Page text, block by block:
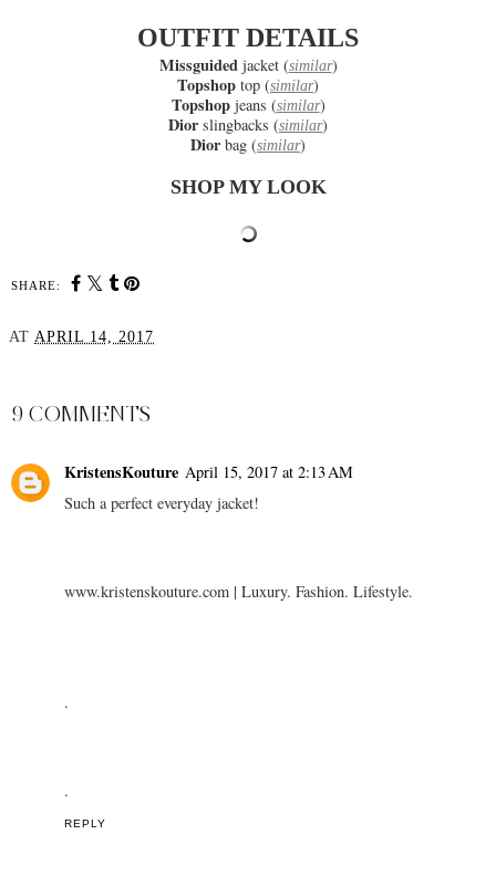
OUTFIT DETAILS
Missguided jacket (similar)
Topshop top (similar)
Topshop jeans (similar)
Dior slingbacks (similar)
Dior bag (similar)
SHOP MY LOOK
SHARE:
BLACK, WHITE &
RED AT THE MOËT &
THE WHITE SUIT
9 COMMENTS